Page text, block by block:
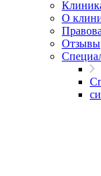
О
Отзывы